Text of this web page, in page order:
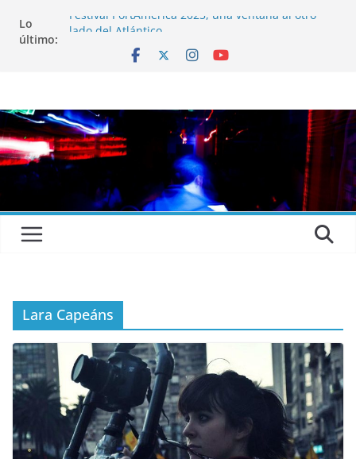
Lo
último:
Festival PortAmérica 2025, una ventana al otro
lado del Atlántico
El Atlantic Fest 2025 propone un menú musical
realmente exquisito
Entrevista a RUMIA
Entrevista a mariagrep
Lara Capeáns